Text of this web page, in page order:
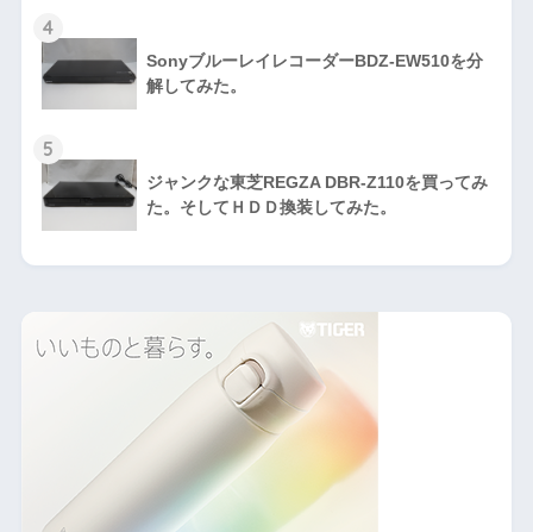
4
SonyブルーレイレコーダーBDZ-EW510を分
解してみた。
5
ジャンクな東芝REGZA DBR-Z110を買ってみ
た。そしてＨＤＤ換装してみた。